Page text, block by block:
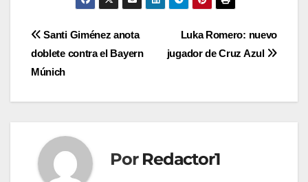
Navegación
de
entradas
Luka Romero: nuevo
jugador de Cruz Azul
Santi Giménez anota
doblete contra el Bayern
Múnich
Por Redactor1